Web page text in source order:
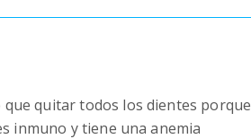
quitar todos los dientes porque
inmuno y tiene una anemia